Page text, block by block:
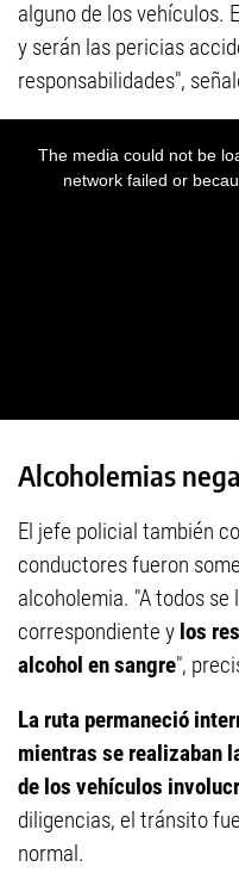
alguno de los vehículos.
y serán las pericias
responsabilidades",
Alcoholemias
El jefe policial también
conductores fueron
alcoholemia. "A todos se
correspondiente y los
alcohol en sangre",
La ruta permaneció
mientras se realizaban
de los vehículos
diligencias, el tránsito
normal.